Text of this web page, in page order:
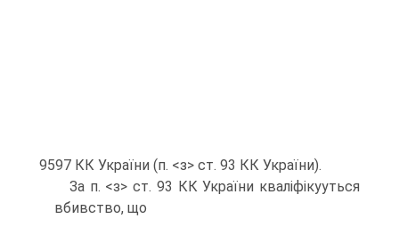
9597 КК України (п. <з> ст. 93 КК України).
За п. <з> ст. 93 КК України квалiфiкууться
вбивство, що